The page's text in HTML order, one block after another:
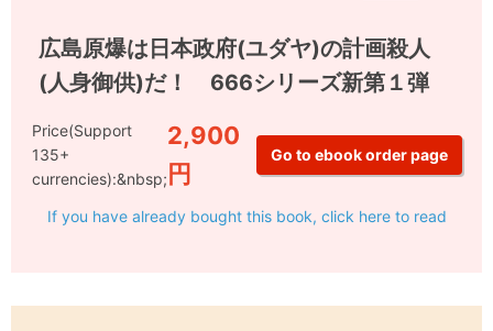
広島原爆は日本政府(ユダヤ)の計画殺人
(人身御供)だ！ 666シリーズ新第１弾
Price(Support
135+
currencies):&nbsp;
2,900
円
If you have already bought this book, click here to read